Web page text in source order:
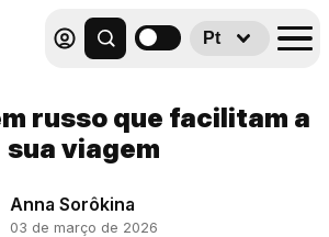
Pt
russo que facilitam a
sua viagem
Anna Sorôkina
03 de março de 2026